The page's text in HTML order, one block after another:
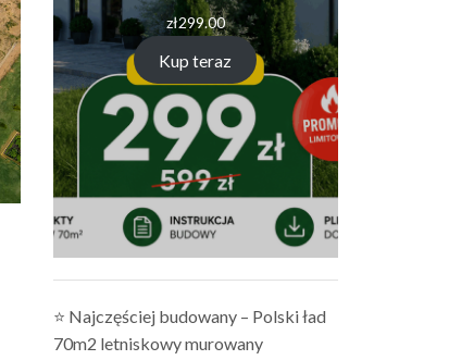
zł299.00
Kup teraz
⭐ Najczęściej budowany – Polski ład
70m2 letniskowy murowany